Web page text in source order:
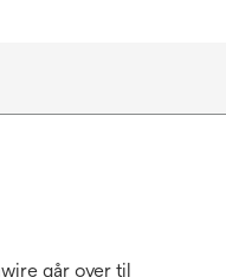
går over til